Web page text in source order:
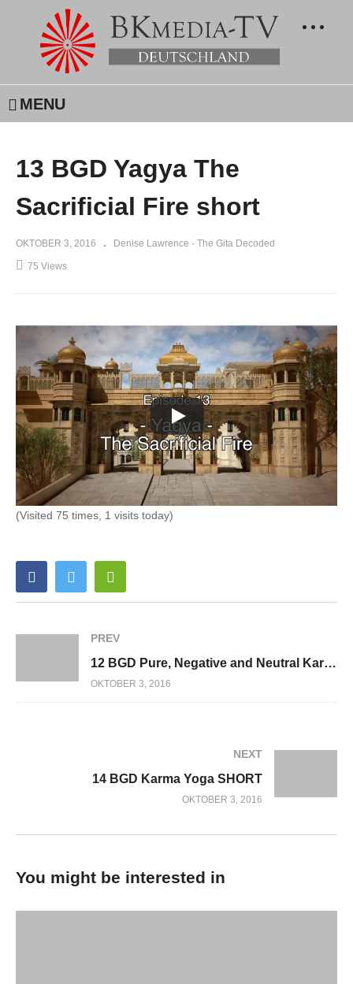
MENU
13 BGD Yagya The
Sacrificial Fire short
OKTOBER 3, 2016 Denise Lawrence - The Gita Decoded
75 Views
(Visited 75 times, 1 visits today)
PREV
12 BGD Pure, Negative and Neutral Karma SHORT
OKTOBER 3, 2016
NEXT
14 BGD Karma Yoga SHORT
OKTOBER 3, 2016
You might be interested in